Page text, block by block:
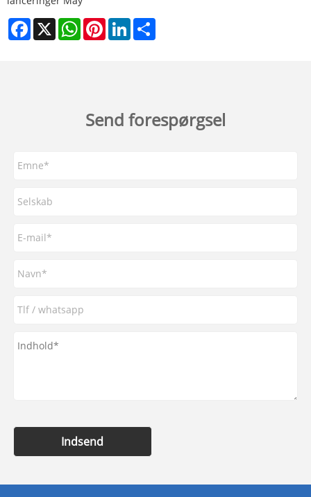
Facebook
X WhatsAppPinterestLinkedIn
Send forespørgsel
Indsend